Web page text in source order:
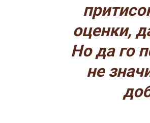
оценки,
Но да го
не